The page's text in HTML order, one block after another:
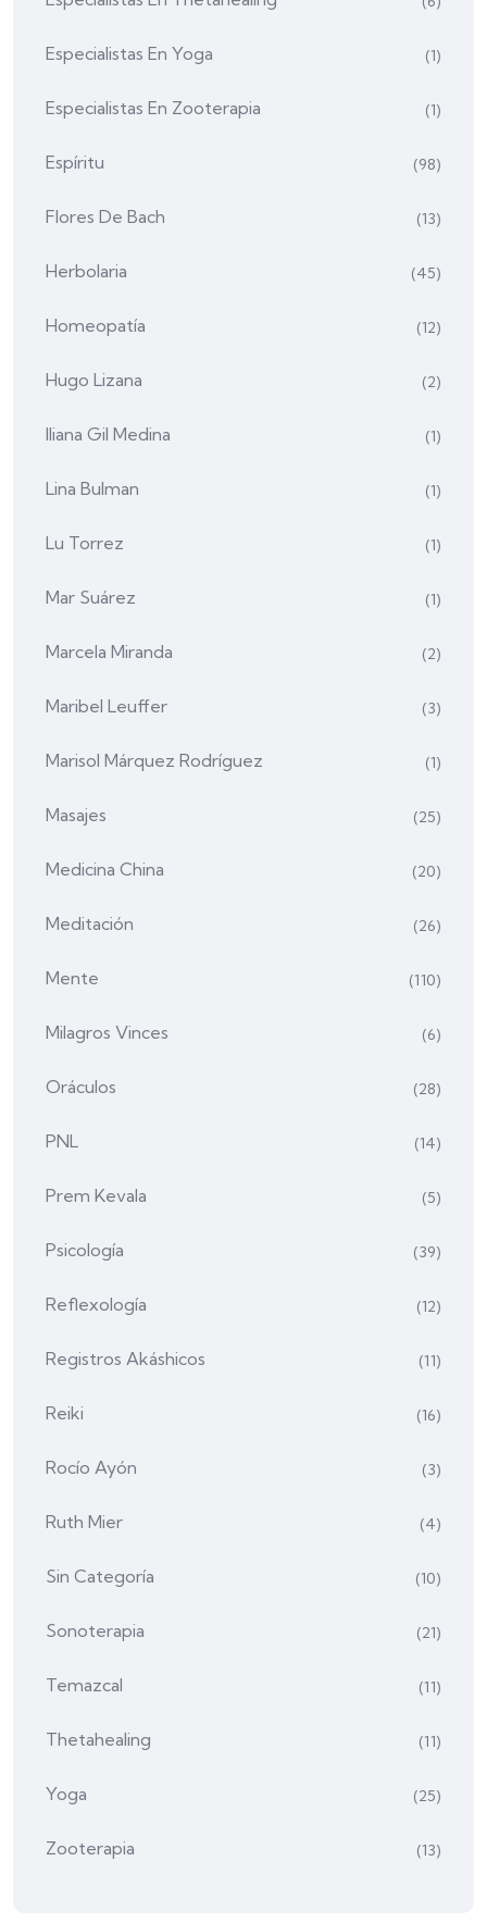
Especialistas En Yoga (1)
Especialistas En Zooterapia (1)
Espíritu (98)
Flores De Bach (13)
Herbolaria (45)
Homeopatía (12)
Hugo Lizana (2)
Iliana Gil Medina (1)
Lina Bulman (1)
Lu Torrez (1)
Mar Suárez (1)
Marcela Miranda (2)
Maribel Leuffer (3)
Marisol Márquez Rodríguez (1)
Masajes (25)
Medicina China (20)
Meditación (26)
Mente (110)
Milagros Vinces (6)
Oráculos (28)
PNL (14)
Prem Kevala (5)
Psicología (39)
Reflexología (12)
Registros Akáshicos (11)
Reiki (16)
Rocío Ayón (3)
Ruth Mier (4)
Sin Categoría (10)
Sonoterapia (21)
Temazcal (11)
Thetahealing (11)
Yoga (25)
Zooterapia (13)